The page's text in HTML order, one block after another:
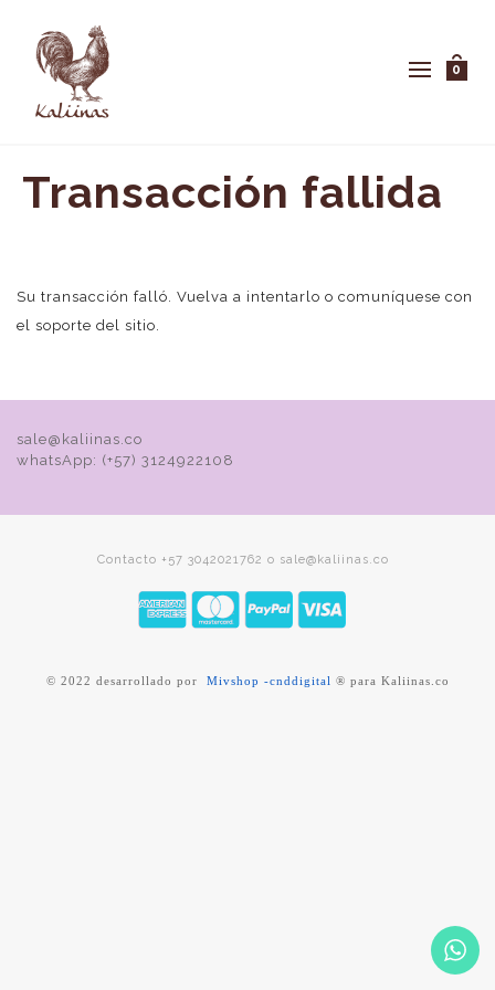
0
Transacción fallida
Su transacción falló. Vuelva a intentarlo o comuníquese con
el soporte del sitio.
sale@kaliinas.co
whatsApp: (+57) 3124922108
Contacto +57 3042021762 o sale@kaliinas.co
© 2022 desarrollado por Mivshop -cnddigital ® para Kaliinas.co